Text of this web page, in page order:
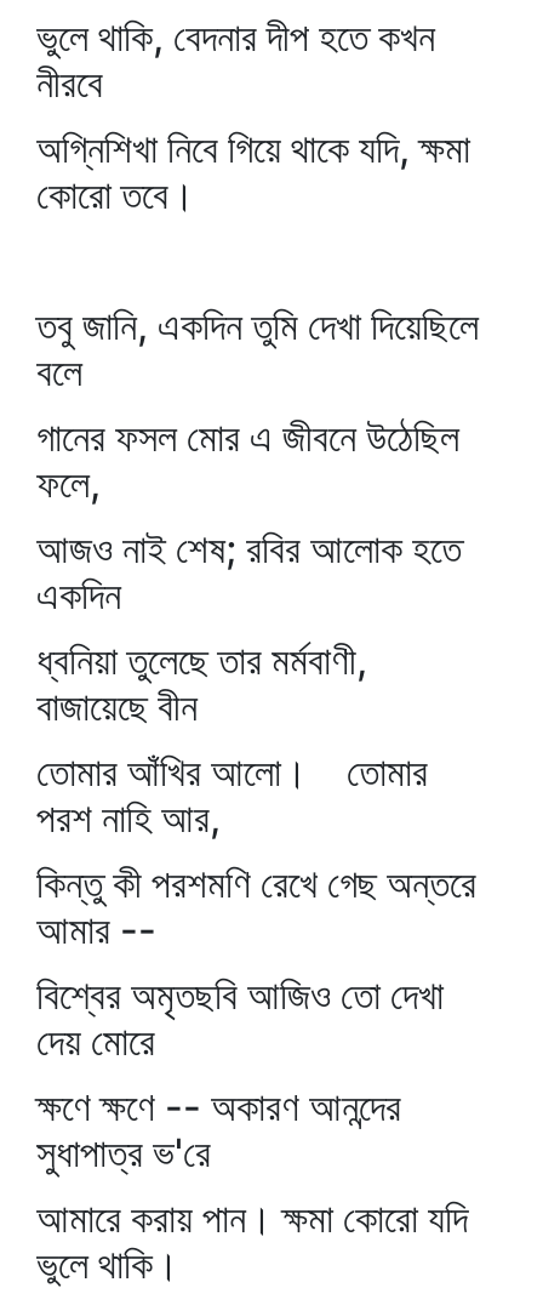
ভুলে থাকি, বেদনার দীপ হতে কখন
নীরবে
অগ্নিশিখা নিবে গিয়ে থাকে যদি, ক্ষমা
কোরো তবে।
তবু জানি, একদিন তুমি দেখা দিয়েছিলে
বলে
গানের ফসল মোর এ জীবনে উঠেছিল
ফলে,
আজও নাই শেষ; রবির আলোক হতে
একদিন
ধ্বনিয়া তুলেছে তার মর্মবাণী,
বাজায়েছে বীন
তোমার আঁখির আলো। তোমার
পরশ নাহি আর,
কিন্তু কী পরশমণি রেখে গেছ অন্তরে
আমার --
বিশ্বের অমৃতছবি আজিও তো দেখা
দেয় মোরে
ক্ষণে ক্ষণে -- অকারণ আনন্দের
সুধাপাত্র ভ'রে
আমারে করায় পান। ক্ষমা কোরো যদি
ভুলে থাকি।